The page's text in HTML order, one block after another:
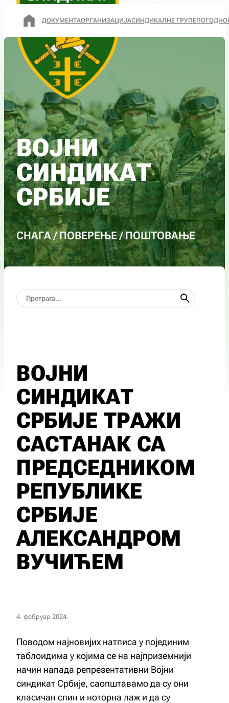
ДОКУМЕНТАОРГАНИЗАЦИЈАСИНДИКАЛНЕ ГРУПЕ
ВОЈНИ
СИНДИКАТ
СРБИЈЕ
СНАГА / ПОВЕРЕЊЕ / ПОШТОВАЊЕ
ВОЈНИ
СИНДИКАТ
СРБИЈЕ ТРАЖИ
САСТАНАК СА
ПРЕДСЕДНИКОМ
РЕПУБЛИКЕ
СРБИЈЕ
АЛЕКСАНДРОМ
ВУЧИЋЕМ
4. фебруар 2024.
Поводом најновијих натписа у појединим
таблоидима у којима се на најприземнији
начин напада репрезентативни Војни
синдикат Србије, саопштавамо да су они
класичан спин и ноторна лаж и да су